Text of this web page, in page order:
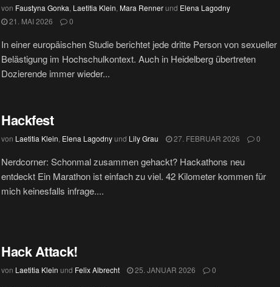
von Faustyna Gonka, Laetitia Klein, Mara Rennerund Elena Lagodny
21. MAI 2026
0
In einer europäischen Studie berichtet jede dritte Person von sexueller
Belästigung im Hochschulkontext. Auch in Heidelberg übertreten
Dozierende immer wieder...
Hackfest
von Laetitia Klein, Elena Lagodnyund Lily Grau 27. FEBRUAR 2026 0
Nerdcorner: Schonmal zusammen gehackt? Hackathons neu
entdeckt Ein Marathon ist einfach zu viel. 42 Kilometer kommen für
mich keinesfalls infrage....
Hack Attack!
von Laetitia Klein und Felix Albrecht 25. JANUAR 2026 0